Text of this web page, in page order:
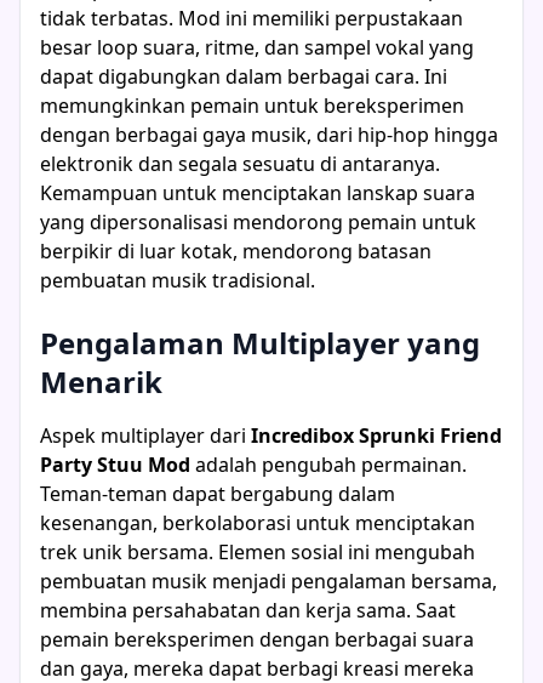
tidak terbatas. Mod ini memiliki perpustakaan
besar loop suara, ritme, dan sampel vokal yang
dapat digabungkan dalam berbagai cara. Ini
memungkinkan pemain untuk bereksperimen
dengan berbagai gaya musik, dari hip-hop hingga
elektronik dan segala sesuatu di antaranya.
Kemampuan untuk menciptakan lanskap suara
yang dipersonalisasi mendorong pemain untuk
berpikir di luar kotak, mendorong batasan
pembuatan musik tradisional.
Pengalaman Multiplayer yang
Menarik
Aspek multiplayer dari Incredibox Sprunki Friend
Party Stuu Mod adalah pengubah permainan.
Teman-teman dapat bergabung dalam
kesenangan, berkolaborasi untuk menciptakan
trek unik bersama. Elemen sosial ini mengubah
pembuatan musik menjadi pengalaman bersama,
membina persahabatan dan kerja sama. Saat
pemain bereksperimen dengan berbagai suara
dan gaya, mereka dapat berbagi kreasi mereka